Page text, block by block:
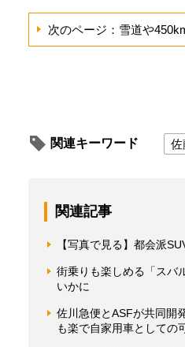
次のページ：雪道や
関連キーワード 佐
関連記事
【写真で見る】都会派
街乗りも楽しめる「スバ
いかに
佐川急便とASFが共同開
も楽で自家用車としての